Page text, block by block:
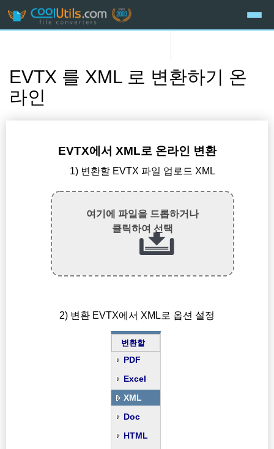
EVTX 를 XML 로 변환하기 온
라인
EVTX에서 XML로 온라인 변환
1) 변환할 EVTX 파일 업로드 XML
여기에 파일을 드롭하거나
클릭하여 선택
2) 변환 EVTX에서 XML로 옵션 설정
변환할
PDF
Excel
XML
Doc
HTML